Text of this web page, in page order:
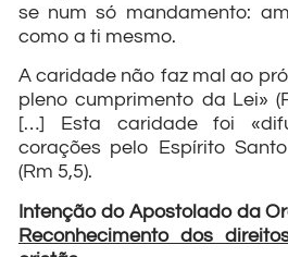
se num só mandamento:
como a ti mesmo.
A caridade não faz mal ao
pleno cumprimento da Lei»
[…] Esta caridade foi
corações pelo Espírito
(Rm 5,5).
Intenção do Apostolado da
Reconhecimento dos